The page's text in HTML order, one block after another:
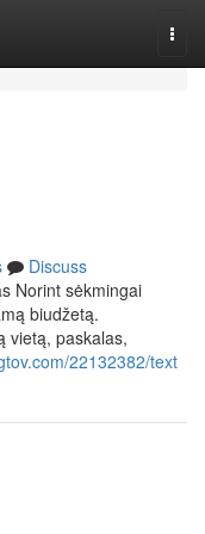
Discuss
Norint sėkmingai
biudžetą.
vietą, paskalas,
22132382/text